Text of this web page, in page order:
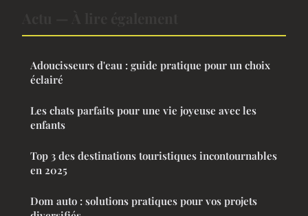
Adoucisseurs d'eau : guide pratique pour un choix
éclairé
Les chats parfaits pour une vie joyeuse avec les
enfants
Top 3 des destinations touristiques incontournables
en 2025
Dom auto : solutions pratiques pour vos projets